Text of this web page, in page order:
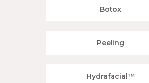
Botox
Peeling
Hydrafacial™